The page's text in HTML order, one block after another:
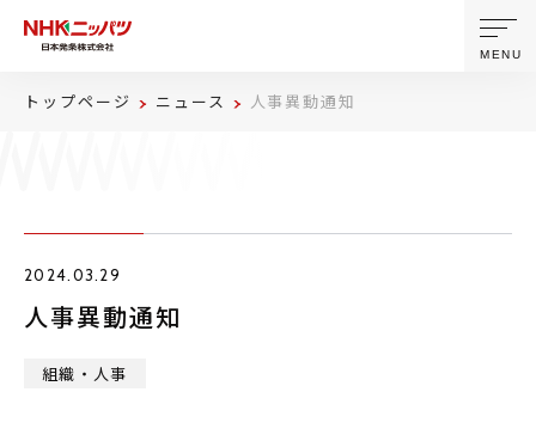
製品・技術
ニュース
MENU
トップページ ニュース 人事異動通知
2024.03.29
人事異動通知
組織・人事